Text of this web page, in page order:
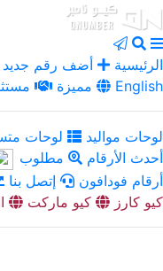
الرئيسية أضف رقم جديد
مميزة
English
لوحات مواليد لوحات
أحدث الأرقام
مطلوب
أرقام فودافون
إتصل بنا
كيو كارز
كيو ماركت